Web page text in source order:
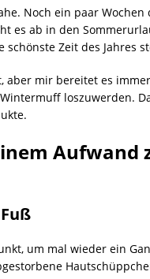
Noch ein paar
es ab in den
schönste Zeit des Jahres
aber mir bereitet es
loszuwerden.
Aufwand
um mal wieder ein